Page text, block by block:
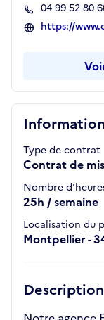
Type de contrat
Contrat de
Nombre
25h / semaine
Localisation du
Montpellier -
04 99 52 80
https://